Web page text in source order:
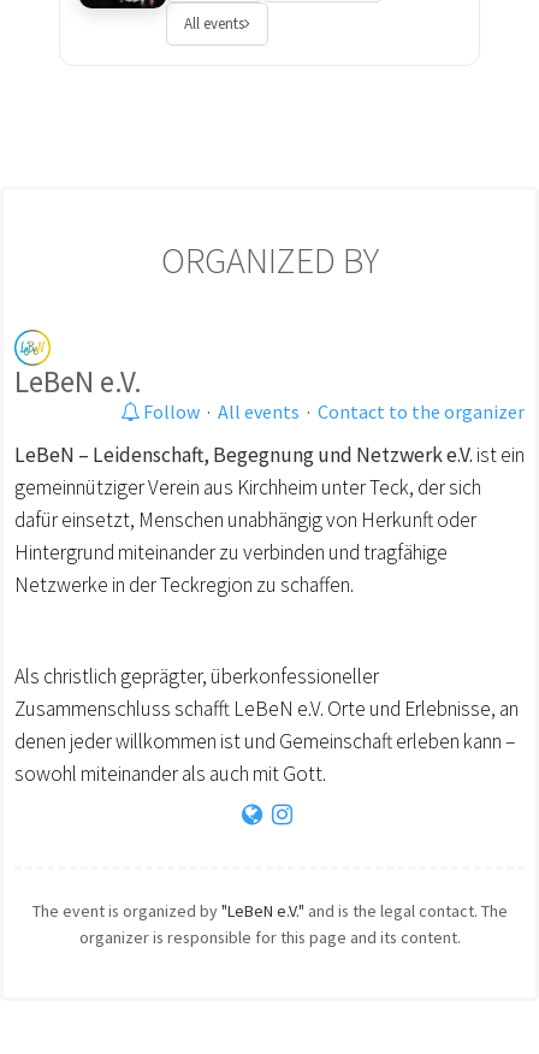
All events
ORGANIZED BY
LeBeN e.V.
Follow · All events · Contact to the organizer
LeBeN – Leidenschaft, Begegnung und Netzwerk e.V. ist ein
gemeinnütziger Verein aus Kirchheim unter Teck, der sich
dafür einsetzt, Menschen unabhängig von Herkunft oder
Hintergrund miteinander zu verbinden und tragfähige
Netzwerke in der Teckregion zu schaffen.
Als christlich geprägter, überkonfessioneller
Zusammenschluss schafft LeBeN e.V. Orte und Erlebnisse, an
denen jeder willkommen ist und Gemeinschaft erleben kann –
sowohl miteinander als auch mit Gott.
The event is organized by"LeBeN e.V." and is the legal contact. The
organizer is responsible for this page and its content.